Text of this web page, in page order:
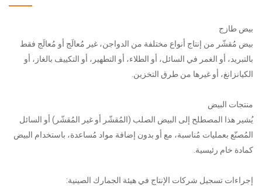
بيض طازج
بيض مُقشّر من إنتاج أنواع مختلفة من الدواجن، غير مُعالَج أو مُعالَج فقط
بالتبريد، أو الغمر في السائل، أو الطلاء، أو التطهير، أو التكييف بالغاز، أو
الكيانزانغ، أو غيرها من طرق التخزين.
منتجات البيض
يُشير هذا المصطلح إلى البيض الصلب (المُقشّر أو غير المُقشّر) أو السائل
المُصنّع بعمليات مُناسبة، مع أو بدون إضافة مواد مُساعدة، باستخدام البيض
كمادة خام رئيسية.
إجراءات تسجيل شركات الإنتاج في هيئة الجمارك الصينية: